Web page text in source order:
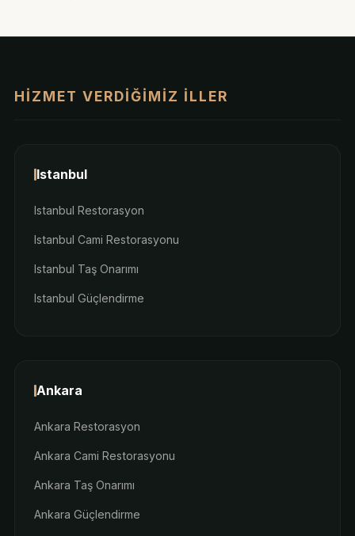
HIZMET VERDIĞIMIZ İLLER
Istanbul
Istanbul Restorasyon
Istanbul Cami Restorasyonu
Istanbul Taş Onarımı
Istanbul Güçlendirme
Ankara
Ankara Restorasyon
Ankara Cami Restorasyonu
Ankara Taş Onarımı
Ankara Güçlendirme